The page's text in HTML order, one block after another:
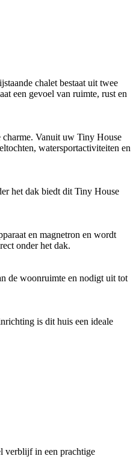
chalet bestaat uit twee
een gevoel van ruimte, rust en
charme. Vanuit uw Tiny House
watersportactiviteiten en
het dak biedt dit Tiny House
en magnetron en wordt
onder het dak.
de woonruimte en nodigt uit tot
is dit huis een ideale
verblijf in een prachtige